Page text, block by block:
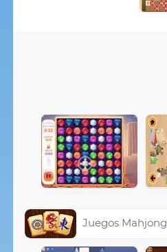
Juegos Mahjong